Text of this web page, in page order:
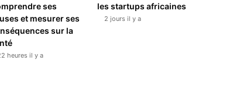
ses
et mesurer ses
sur la
heures il y a
les startups africaines
2 jours il y a